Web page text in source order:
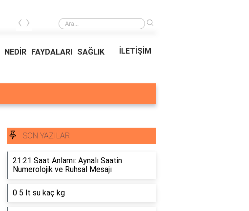
Ödeal Müşteri Hizmetleri
‹ ›
NEDİR FAYDALARI SAĞLIK İLETİŞİM
SON YAZILAR
21:21 Saat Anlamı: Aynalı Saatin
Numerolojik ve Ruhsal Mesajı
0 5 lt su kaç kg